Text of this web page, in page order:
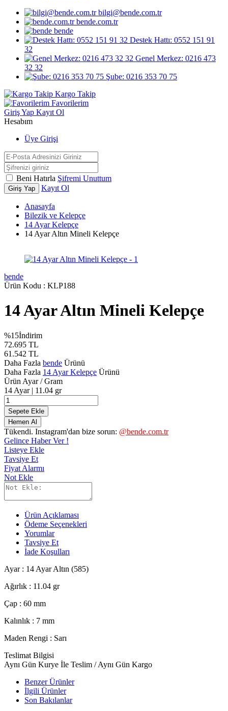
bilgi@bende.com.tr
bende.com.tr
bende
Destek Hattı: 0552 151 91
32
Genel Merkez: 0216 473
32 32
Şube: 0216 353 70 75
Kargo Takip
Favorilerim
Giriş Yap Kayıt Ol
Hesabım
Üye Girişi
Beni Hatırla Şifremi Unuttum
Giriş Yap Kayıt Ol
Anasayfa
Bilezik ve Kelepçe
14 Ayar Kelepçe
14 Ayar Altın Mineli Kelepçe
bende
Ürün Kodu : KLP188
14 Ayar Altın Mineli Kelepçe
%15İndirim
72.695 TL
61.542 TL
Daha Fazla bende Ürünü
Daha Fazla 14 Ayar Kelepçe Ürünü
Ürün Ayar / Gram
14 Ayar | 11.04 gr
Sepete Ekle
Hemen Al
Tükendi. Instagram'dan bize sorun: @bende.com.tr
Gelince Haber Ver !
Listeye Ekle
Tavsiye Et
Fiyat Alarmı
Not Ekle
Ürün Açıklaması
Ödeme Seçenekleri
Yorumlar
Tavsiye Et
İade Koşulları
Ayar : 14 Ayar Altın (585)
Ağırlık : 11.04 gr
Çap : 60 mm
Kalınlık : 7 mm
Maden Rengi : Sarı
Teslimat Bilgisi
Aynı Gün Kurye İle Teslim / Aynı Gün Kargo
Benzer Ürünler
İlgili Ürünler
Son Bakılanlar